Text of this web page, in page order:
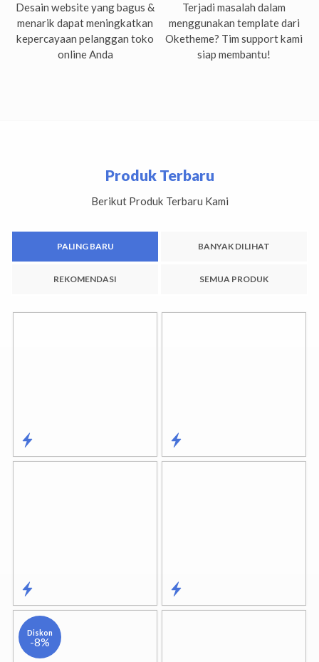
Desain website yang bagus &
menarik dapat meningkatkan
kepercayaan pelanggan toko
online Anda
Terjadi masalah dalam
menggunakan template dari
Oketheme? Tim support kami
siap membantu!
Produk Terbaru
Berikut Produk Terbaru Kami
PALING BARU BANYAK DILIHAT
REKOMENDASI SEMUA PRODUK
Diskon
-8%